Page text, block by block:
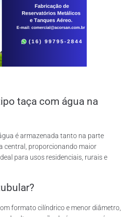
taça com água na
é armazenada tanto na parte
central, proporcionando maior
para usos residenciais, rurais e
formato cilíndrico e menor diâmetro,